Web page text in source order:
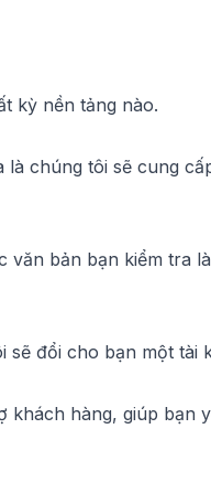
kỳ nền tảng nào.
chúng tôi sẽ cung
văn bản bạn kiểm tra
sẽ đổi cho bạn một tài
khách hàng, giúp bạn